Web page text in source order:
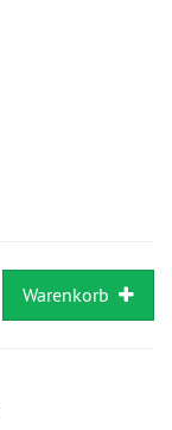
Warenkorb